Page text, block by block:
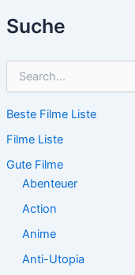
Suche
h
n
n
Beste Filme Liste
Filme Liste
Gute Filme
Abenteuer
Action
Anime
Anti-Utopia